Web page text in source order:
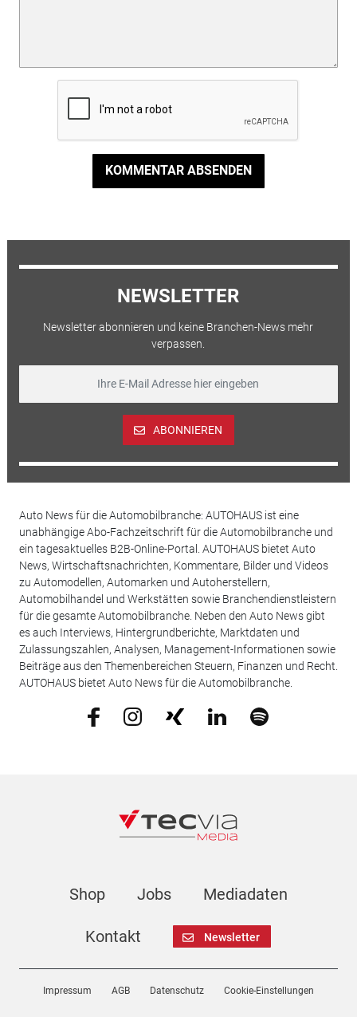
KOMMENTAR ABSENDEN
NEWSLETTER
Newsletter abonnieren und keine Branchen-News mehr
verpassen.
ABONNIEREN
Auto News für die Automobilbranche: AUTOHAUS ist eine
unabhängige Abo-Fachzeitschrift für die Automobilbranche und
ein tagesaktuelles B2B-Online-Portal. AUTOHAUS bietet Auto
News, Wirtschaftsnachrichten, Kommentare, Bilder und Videos
zu Automodellen, Automarken und Autoherstellern,
Automobilhandel und Werkstätten sowie Branchendienstleistern
für die gesamte Automobilbranche. Neben den Auto News gibt
es auch Interviews, Hintergrundberichte, Marktdaten und
Zulassungszahlen, Analysen, Management-Informationen sowie
Beiträge aus den Themenbereichen Steuern, Finanzen und Recht.
AUTOHAUS bietet Auto News für die Automobilbranche.
Shop Jobs Mediadaten
Kontakt Newsletter
Impressum AGB Datenschutz Cookie-Einstellungen